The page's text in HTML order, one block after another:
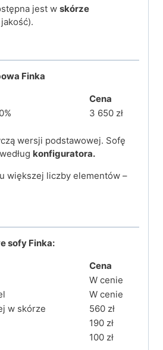
jest w skórze
jakość).
Finka
Cena
3 650 zł
wersji podstawowej. Sofę
konfiguratora.
większej liczby elementów –
sofy Finka:
Cena
W cenie
W cenie
w skórze
560 zł
190 zł
100 zł